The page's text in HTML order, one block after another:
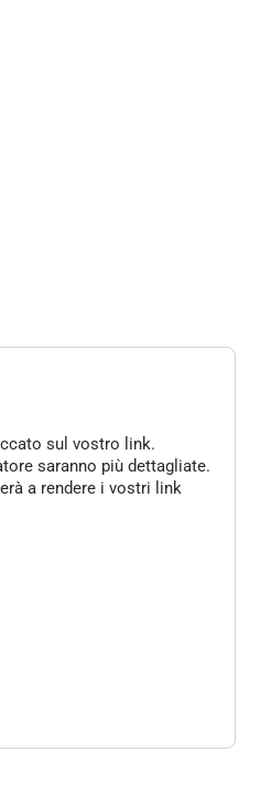
sul vostro link.
saranno più dettagliate.
a rendere i vostri link